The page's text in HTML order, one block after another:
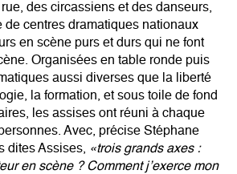
des circassiens et des danseurs,
de centres dramatiques nationaux
en scène purs et durs qui ne font
Organisées en table ronde puis
aussi diverses que la liberté
la formation, et sous toile de fond
les assises ont réuni à chaque
Avec, précise Stéphane
dites Assises, «trois grands axes :
en scène ? Comment j’exerce mon